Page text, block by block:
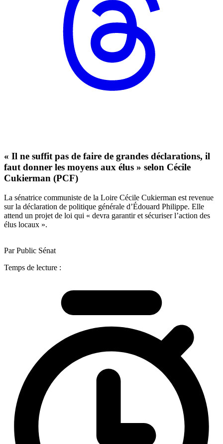
« Il ne suffit pas de faire de grandes déclarations, il
faut donner les moyens aux élus » selon Cécile
Cukierman (PCF)
La sénatrice communiste de la Loire Cécile Cukierman est revenue
sur la déclaration de politique générale d’Édouard Philippe. Elle
attend un projet de loi qui « devra garantir et sécuriser l’action des
élus locaux ».
Par Public Sénat
Temps de lecture :